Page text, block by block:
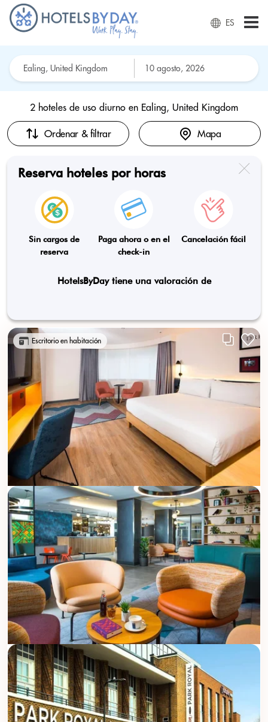
ES
2 hoteles de uso diurno en Ealing, United Kingdom
Ordenar & filtrar Mapa
Reserva hoteles por horas
Sin cargos de
reserva
Paga ahora o en el
check-in
Cancelación fácil
HotelsByDay tiene una valoración de
Escritorio en habitación